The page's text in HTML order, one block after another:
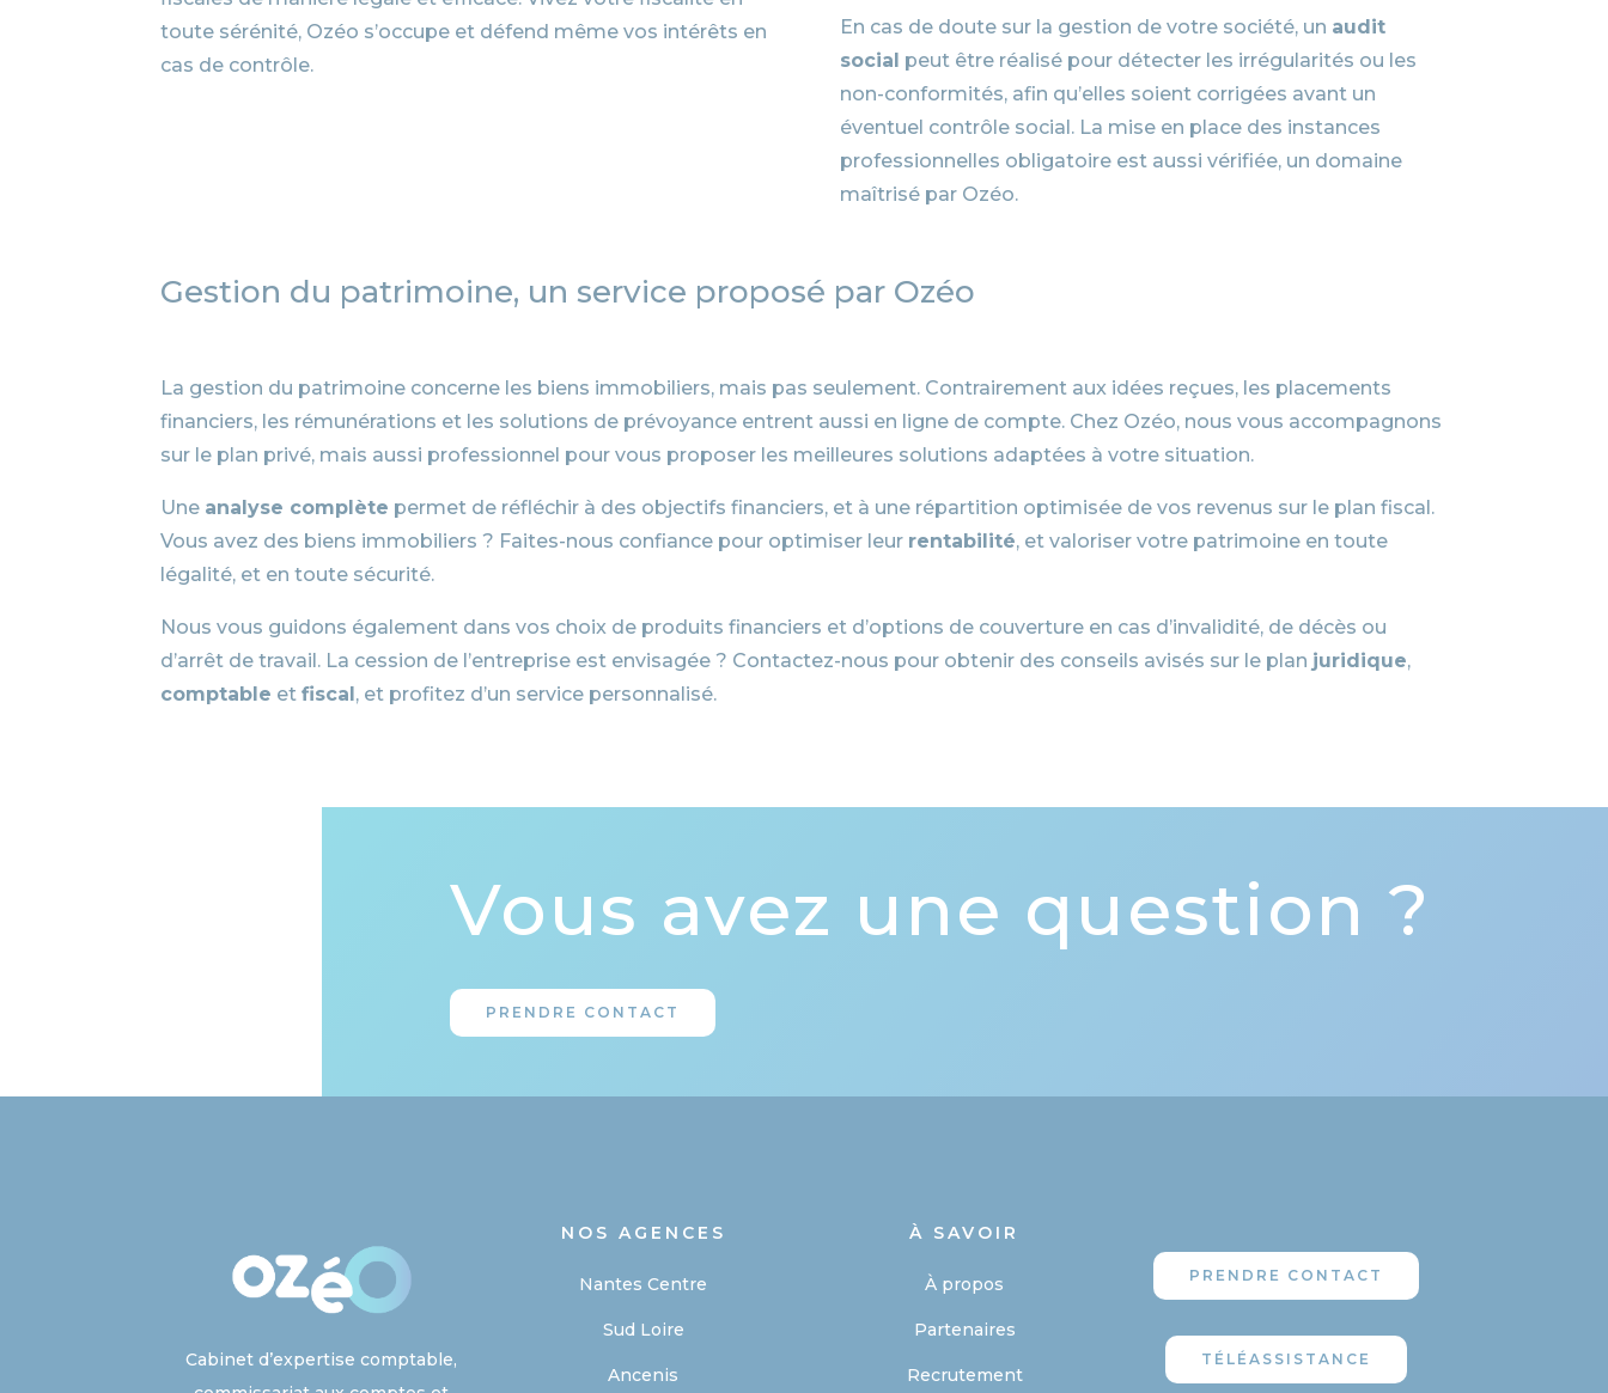
toute sérénité, Ozéo s’occupe et défend même vos intérêts en
cas de contrôle.
En cas de doute sur la gestion de votre société, un audit
social peut être réalisé pour détecter les irrégularités ou les
non-conformités, afin qu’elles soient corrigées avant un
éventuel contrôle social. La mise en place des instances
professionnelles obligatoire est aussi vérifiée, un domaine
maîtrisé par Ozéo.
Gestion du patrimoine, un service proposé par Ozéo
La gestion du patrimoine concerne les biens immobiliers, mais pas seulement. Contrairement aux idées reçues, les placements
financiers, les rémunérations et les solutions de prévoyance entrent aussi en ligne de compte. Chez Ozéo, nous vous accompagnons
sur le plan privé, mais aussi professionnel pour vous proposer les meilleures solutions adaptées à votre situation.
Une analyse complète permet de réfléchir à des objectifs financiers, et à une répartition optimisée de vos revenus sur le plan fiscal.
Vous avez des biens immobiliers ? Faites-nous confiance pour optimiser leur rentabilité, et valoriser votre patrimoine en toute
légalité, et en toute sécurité.
Nous vous guidons également dans vos choix de produits financiers et d’options de couverture en cas d’invalidité, de décès ou
d’arrêt de travail. La cession de l’entreprise est envisagée ? Contactez-nous pour obtenir des conseils avisés sur le plan juridique,
comptable etfiscal, et profitez d’un service personnalisé.
Vous avez une question ?
PRENDRE CONTACT
Cabinet d’expertise comptable,
NOS AGENCES
Nantes Centre
Sud Loire
Ancenis
À SAVOIR
À propos
Partenaires
Recrutement
PRENDRE CONTACT
TÉLÉASSISTANCE